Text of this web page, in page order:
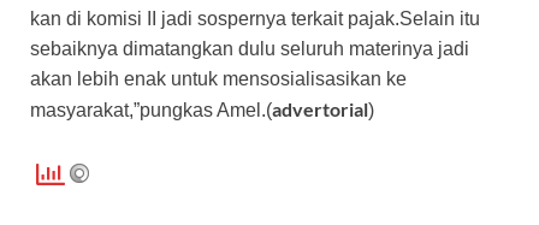
kan di komisi II jadi sospernya terkait pajak.Selain itu
sebaiknya dimatangkan dulu seluruh materinya jadi
akan lebih enak untuk mensosialisasikan ke
masyarakat,”pungkas Amel.(advertorial)